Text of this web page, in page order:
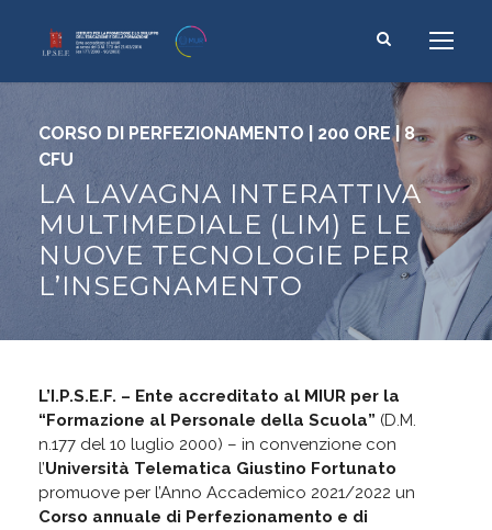
CORSO DI PERFEZIONAMENTO | 200 ORE | 8
CFU
LA LAVAGNA INTERATTIVA
MULTIMEDIALE (LIM) E LE
NUOVE TECNOLOGIE PER
L’INSEGNAMENTO
L’I.P.S.E.F. – Ente accreditato al MIUR per la
“Formazione al Personale della Scuola” (D.M.
n.177 del 10 luglio 2000) – in convenzione con
l’Università Telematica Giustino Fortunato
promuove per l’Anno Accademico 2021/2022 un
Corso annuale di Perfezionamento e di